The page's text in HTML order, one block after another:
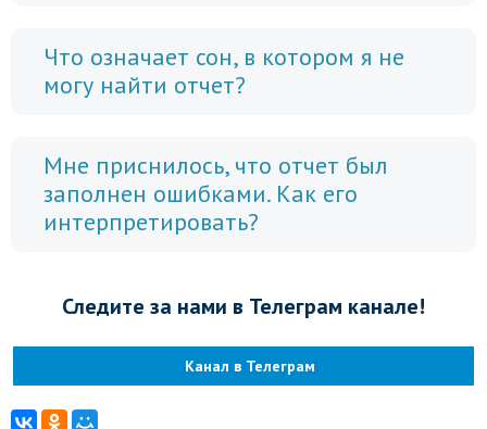
Что означает сон, в котором я не
могу найти отчет?
Мне приснилось, что отчет был
заполнен ошибками. Как его
интерпретировать?
Следите за нами в Телеграм канале!
Канал в Телеграм